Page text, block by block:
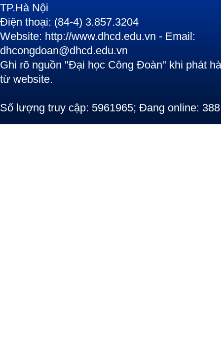
TP.Hà Nội
Điện thoại: (84-4) 3.857.3204
Website: http://www.dhcd.edu.vn - Email:
dhcongdoan@dhcd.edu.vn
Ghi rõ nguồn "Đại học Công Đoàn" khi phát
từ website.
Số lượng truy cập: 5961965; Đang online: 388